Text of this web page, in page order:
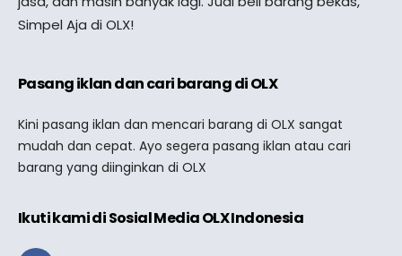
Simpel Aja di OLX!
Pasang iklan dan cari barang di OLX
Kini pasang iklan dan mencari barang di OLX sangat
mudah dan cepat. Ayo segera pasang iklan atau cari
barang yang diinginkan di OLX
Ikuti kami di Sosial Media OLX Indonesia